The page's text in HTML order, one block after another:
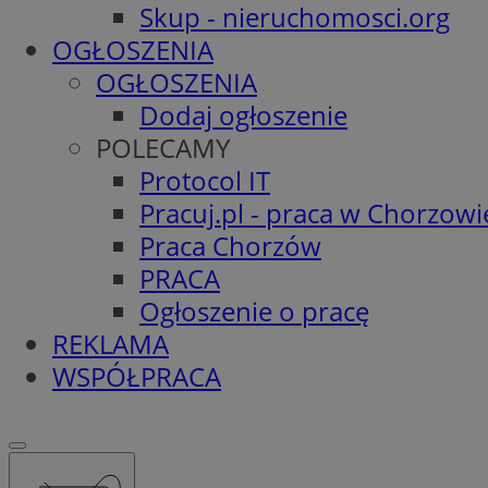
Skup - nieruchomosci.org
OGŁOSZENIA
OGŁOSZENIA
Dodaj ogłoszenie
POLECAMY
Protocol IT
Pracuj.pl - praca w
Praca Chorzów
PRACA
Ogłoszenie o pracę
REKLAMA
WSPÓŁPRACA